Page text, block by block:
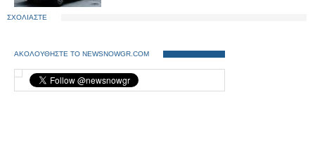
ΣΧΟΛΙΑΣΤΕ
ΑΚΟΛΟΥΘΗΣΤΕ ΤΟ NEWSNOWGR.COM